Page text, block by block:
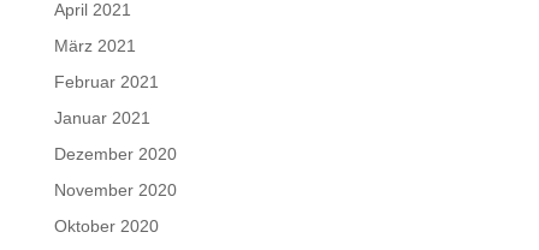
April 2021
März 2021
Februar 2021
Januar 2021
Dezember 2020
November 2020
Oktober 2020